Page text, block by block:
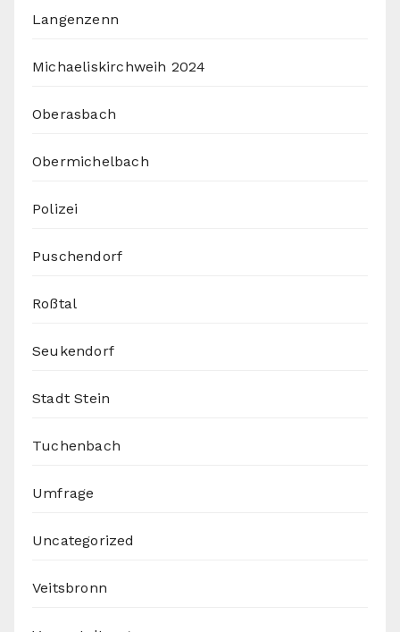
Langenzenn
Michaeliskirchweih 2024
Oberasbach
Obermichelbach
Polizei
Puschendorf
Roßtal
Seukendorf
Stadt Stein
Tuchenbach
Umfrage
Uncategorized
Veitsbronn